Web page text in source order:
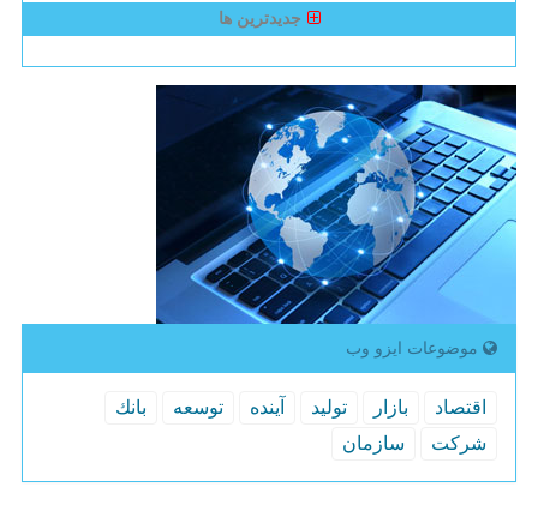
جدیدترین ها
موضوعات ایزو وب
اقتصاد بازار تولید آینده توسعه
بانك
شركت
سازمان